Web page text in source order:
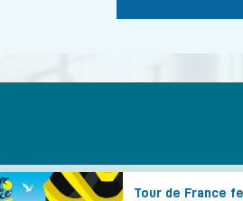
Tour de France